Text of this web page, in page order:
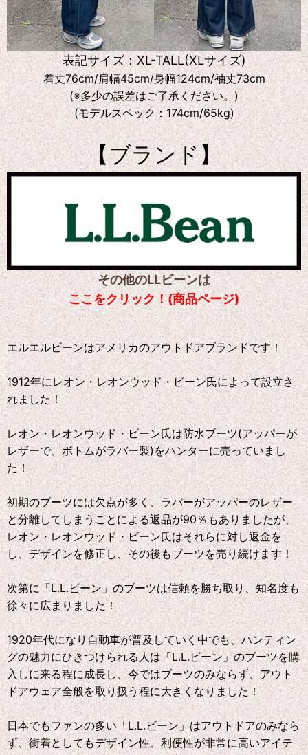
表記サイズ：XL-TALL(XLサイズ)
着丈76cm/肩幅45cm/身幅124cm/袖丈73cm
(※多少の誤差はご了承ください。)
(モデルスペック：174cm/65kg)
【ブランド】
その他のLLビーンは
ここをクリック！(商品ページ)
エルエルビーンはアメリカのアウトドアブランドです！
1912年にレオン・レオンウッド・ビーン氏によって設立さ
れました！
レオン・レオンウッド・ビーン氏は防水ブーツ(アッパーが
レザーで、ボトムがラバー製)をハンターに売っていまし
た！
初期のブーツには欠点が多く、ラバーがアッパーのレザー
と分離してしまうことによる返品が90％もありましたが、
レオン・レオンウッド・ビーン氏はそれらに対し返金を
し、デザインを修正し、その後もブーツを売り続けます！
次第に「L.L.ビーン」のブーツは信頼を勝ち取り、知名度も
徐々に広まりました！
1920年代になり自動車が普及していく中でも、ハンティン
グの魅力にひきつけられる人は「L.L.ビーン」のブーツを購
入しに来る程に成長し、今ではブーツのみならず、アウト
ドアウェア全般を取り扱う程に大きくなりました！
日本でもファンの多い「L.L.ビーン」はアウトドアのみなら
ず、街着としてもデザイン性、利便性が非常に高いアイテ